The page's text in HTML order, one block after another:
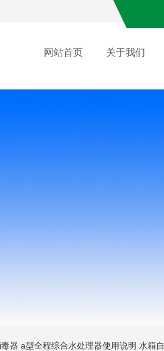
网站首页 关于我们
器 a型全程综合水处理器使用说明 水箱自